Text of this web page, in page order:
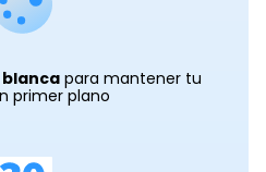
para mantener tu
primer plano